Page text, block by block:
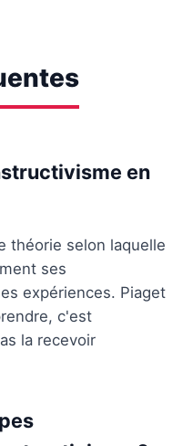
en
théorie selon laquelle
ses
expériences. Piaget
c'est
la recevoir